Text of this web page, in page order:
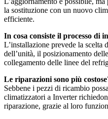
la sostituzione con un nuovo
efficiente.
In cosa consiste il processo di
L’installazione prevede la scelta
dell’unità, il posizionamento
collegamento delle linee del
Le riparazioni sono più
Sebbene i pezzi di ricambio
climatizzatori a Inverter
riparazione, grazie al loro